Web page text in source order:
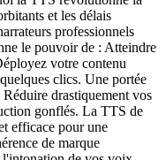
et les délais
professionnels
le pouvoir de : Atteindre
votre contenu
clics. Une portée
drastiquement vos
gonflés. La TTS de
efficace pour une
de marque